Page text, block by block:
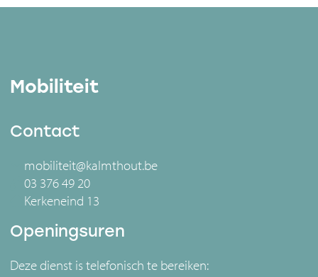
Mobiliteit
Contact
mobiliteit@kalmthout.be
03 376 49 20
Kerkeneind 13
Openingsuren
Deze dienst is telefonisch te bereiken: